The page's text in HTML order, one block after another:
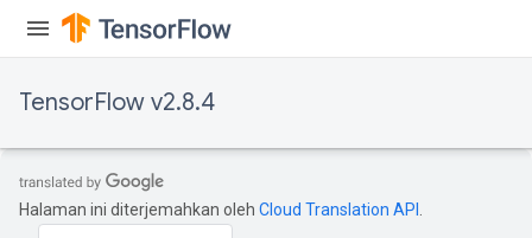
TensorFlow v2.8.4
Halaman ini diterjemahkan oleh Cloud Translation API